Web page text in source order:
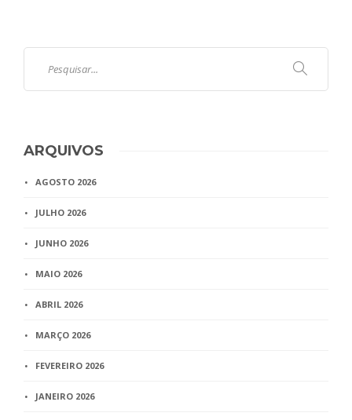
ARQUIVOS
AGOSTO 2026
JULHO 2026
JUNHO 2026
MAIO 2026
ABRIL 2026
MARÇO 2026
FEVEREIRO 2026
JANEIRO 2026